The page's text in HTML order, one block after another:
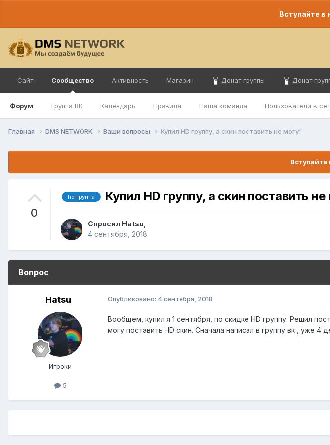
Вступайте в
Сайт Сообщество
Форум Группа ВК Календарь Правила Наша команда Пользователи в
Активность Магазин Донат группы Донат
Главная DMS NETWORK Ваши вопросы Купил HD группу, а скин поставить не могу!
Вступайте
0
hd группа Купил HD группу, а скин поставить не
Спросил Hatsu
4 сентября, 2018
Вопрос
Hatsu
Игроки
5
Опубликовано: 4 сентября, 2018
Вообщем, купил я 1 сентября, по скидке HD группу. Решил
могу поставить HD скин. Сначала написал в группу вк , уже